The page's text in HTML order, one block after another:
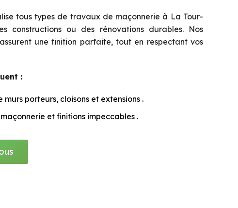
tous types de travaux de maçonnerie à La Tour-
constructions ou des rénovations durables. Nos
une finition parfaite, tout en respectant vos
:
murs porteurs, cloisons et extensions .
et finitions impeccables .